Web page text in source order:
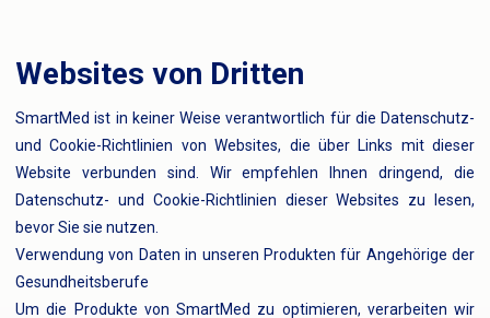
Websites von Dritten
SmartMed ist in keiner Weise verantwortlich für die Datenschutz-
und Cookie-Richtlinien von Websites, die über Links mit dieser
Website verbunden sind. Wir empfehlen Ihnen dringend, die
Datenschutz- und Cookie-Richtlinien dieser Websites zu lesen,
bevor Sie sie nutzen.
Verwendung von Daten in unseren Produkten für Angehörige der
Gesundheitsberufe
Um die Produkte von SmartMed zu optimieren, verarbeiten wir